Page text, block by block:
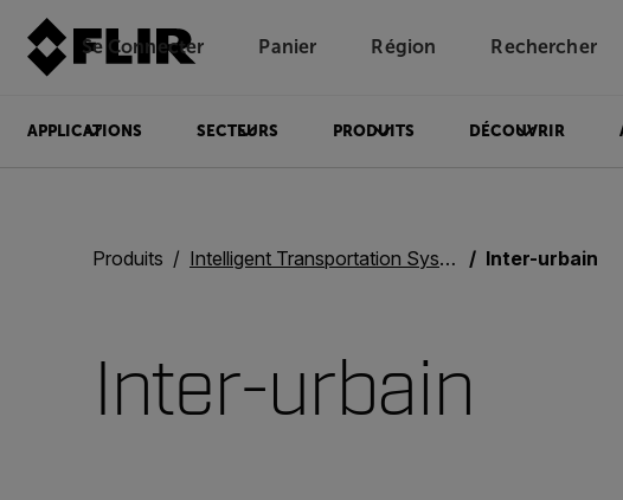
Se Connecter Unread messages
Panier Région Rechercher
APPLICATIONS SECTEURS PRODUITS DÉCOUVRIR
Produits Intelligent Transportation Systems Inter-urbain
Inter-urbain